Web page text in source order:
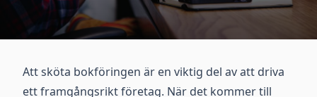
Att sköta bokföringen är en viktig del av att driva
ett framgångsrikt företag. När det kommer till